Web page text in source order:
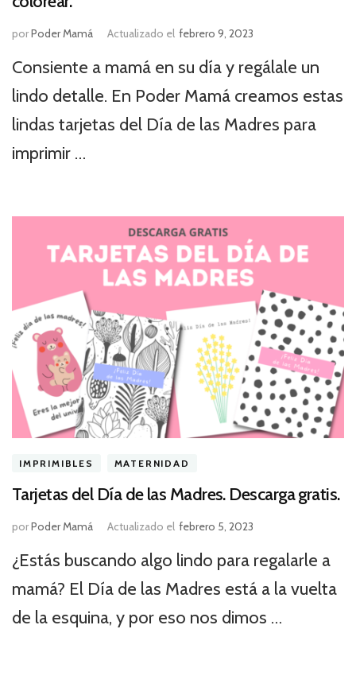
porPoder Mamá Actualizado el febrero 9, 2023
Consiente a mamá en su día y regálale un
lindo detalle. En Poder Mamá creamos estas
lindas tarjetas del Día de las Madres para
imprimir …
IMPRIMIBLES MATERNIDAD
Tarjetas del Día de las Madres. Descarga gratis.
porPoder Mamá Actualizado el febrero 5, 2023
¿Estás buscando algo lindo para regalarle a
mamá? El Día de las Madres está a la vuelta
de la esquina, y por eso nos dimos …